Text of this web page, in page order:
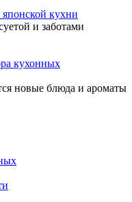
кухни
и заботами
кухонных
новые блюда и ароматы